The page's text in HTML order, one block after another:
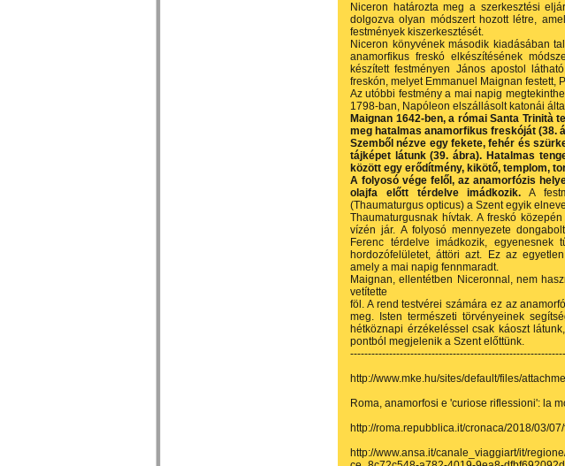
Niceron határozta meg a szerkesztési
dolgozva olyan módszert hozott létre,
festmények kiszerkesztését.
Niceron könyvének második kiadásában
anamorfikus freskó elkészítésének
készített festményen János apostol
freskón, melyet Emmanuel Maignan festett,
Az utóbbi festmény a mai napig
1798-ban, Napóleon elszállásolt katonái
Maignan 1642-ben, a római Santa Trinità
meg hatalmas anamorfikus freskóját (38.
Szemből nézve egy fekete, fehér és
tájképet látunk (39. ábra). Hatalmas
között egy erődítmény, kikötő, templom,
A folyosó vége felől, az anamorfózis
olajfa előtt térdelve imádkozik. A
(Thaumaturgus opticus) a Szent egyik
Thaumaturgusnak hívtak. A freskó
vízén jár. A folyosó mennyezete
Ferenc térdelve imádkozik,
hordozófelületet, áttöri azt. Ez az
amely a mai napig fennmaradt.
Maignan, ellentétben Niceronnal, nem
vetítette
föl. A rend testvérei számára ez az
meg. Isten természeti törvényeinek
hétköznapi érzékeléssel csak káoszt
pontból megjelenik a Szent előttünk.
http://www.mke.hu/sites/default/files/
Roma, anamorfosi e 'curiose riflessioni': la
http://roma.repubblica.it/cronaca/2018/03/
http://www.ansa.it/canale_viaggiart/it/